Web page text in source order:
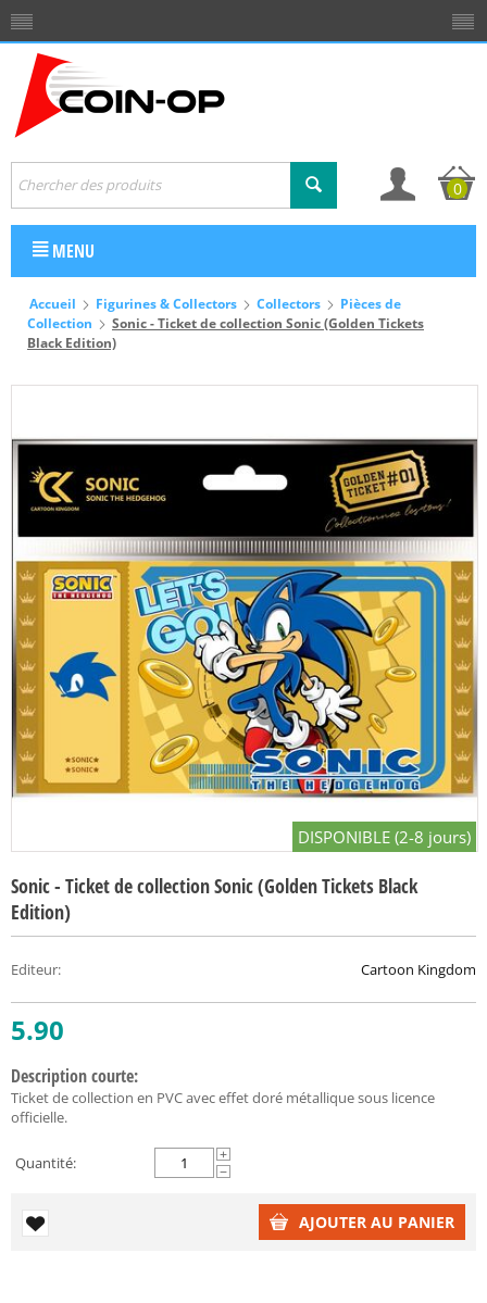
0
MENU
Accueil Figurines & Collectors Collectors
Pièces de
Collection
Sonic - Ticket de collection Sonic (Golden Tickets
Black Edition)
DISPONIBLE (2-8 jours)
Sonic - Ticket de collection Sonic (Golden Tickets Black
Edition)
Editeur: Cartoon Kingdom
5.90
Description courte:
Ticket de collection en PVC avec effet doré métallique sous licence
officielle.
Quantité:
+
−
AJOUTER AU PANIER